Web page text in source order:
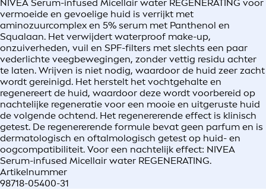
NIVEA Serum-infused Micellair water REGENERATING voor
vermoeide en gevoelige huid is verrijkt met
aminozuurcomplex en 5% serum met Panthenol en
Squalaan. Het verwijdert waterproof make-up,
onzuiverheden, vuil en SPF-filters met slechts een paar
vederlichte veegbewegingen, zonder vettig residu achter
te laten. Wrijven is niet nodig, waardoor de huid zeer zacht
wordt gereinigd. Het herstelt het vochtgehalte en
regenereert de huid, waardoor deze wordt voorbereid op
nachtelijke regeneratie voor een mooie en uitgeruste huid
de volgende ochtend. Het regenererende effect is klinisch
getest. De regenererende formule bevat geen parfum en is
dermatologisch en oftalmologisch getest op huid- en
oogcompatibiliteit. Voor een nachtelijk effect: NIVEA
Serum-infused Micellair water REGENERATING.
Artikelnummer
98718-05400-31